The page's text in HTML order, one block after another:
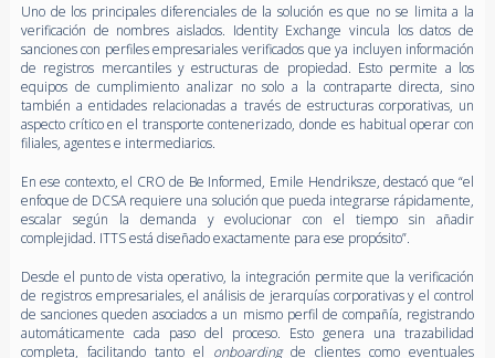
Uno de los principales diferenciales de la solución es que no se limita a la
verificación de nombres aislados. Identity Exchange vincula los datos de
sanciones con perfiles empresariales verificados que ya incluyen información
de registros mercantiles y estructuras de propiedad. Esto permite a los
equipos de cumplimiento analizar no solo a la contraparte directa, sino
también a entidades relacionadas a través de estructuras corporativas, un
aspecto crítico en el transporte contenerizado, donde es habitual operar con
filiales, agentes e intermediarios.
En ese contexto, el CRO de Be Informed, Emile Hendriksze, destacó que “el
enfoque de DCSA requiere una solución que pueda integrarse rápidamente,
escalar según la demanda y evolucionar con el tiempo sin añadir
complejidad. ITTS está diseñado exactamente para ese propósito”.
Desde el punto de vista operativo, la integración permite que la verificación
de registros empresariales, el análisis de jerarquías corporativas y el control
de sanciones queden asociados a un mismo perfil de compañía, registrando
automáticamente cada paso del proceso. Esto genera una trazabilidad
completa, facilitando tanto el onboardingde clientes como eventuales